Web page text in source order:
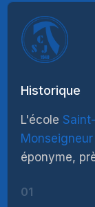
Historique
L'école
éponyme,
01